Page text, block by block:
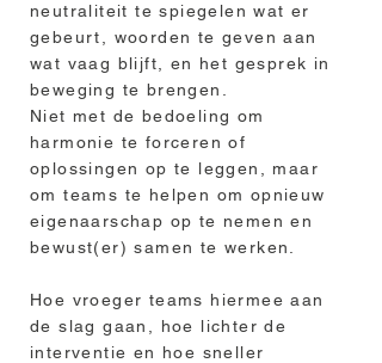
neutraliteit te spiegelen wat er
gebeurt, woorden te geven aan
wat vaag blijft, en het gesprek in
beweging te brengen.
Niet met de bedoeling om
harmonie te forceren of
oplossingen op te leggen, maar
om teams te helpen om opnieuw
eigenaarschap op te nemen en
bewust(er) samen te werken.
Hoe vroeger teams hiermee aan
de slag gaan, hoe lichter de
interventie en hoe sneller